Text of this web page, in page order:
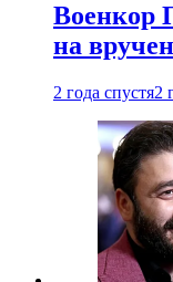
Военкор
на
2 года спустя2